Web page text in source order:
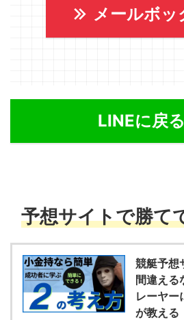
メールボッ
LINEに戻る
予想サイトで勝て
競艇予想
間違える
レーヤー
が教える